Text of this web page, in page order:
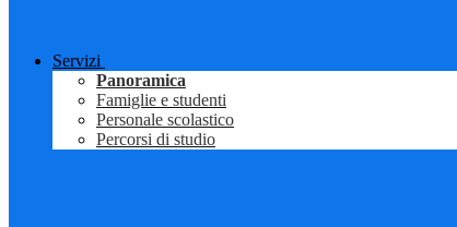
Servizi
Panoramica
Famiglie e studenti
Personale scolastico
Percorsi di studio